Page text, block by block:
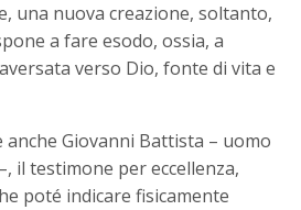
una nuova creazione, soltanto,
a fare esodo, ossia, a
verso Dio, fonte di vita e
Giovanni Battista – uomo
il testimone per eccellenza,
poté indicare fisicamente